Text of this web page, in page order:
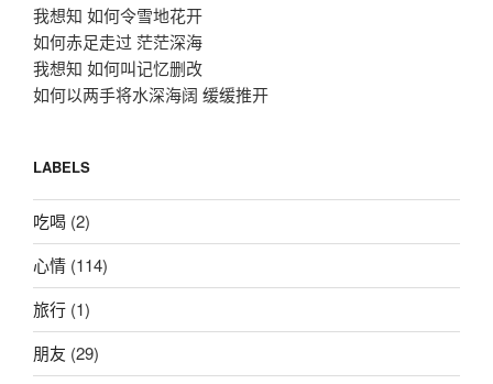
我想知 如何令雪地花开
如何赤足走过 茫茫深海
我想知 如何叫记忆删改
如何以两手将水深海阔 缓缓推开
LABELS
吃喝 (2)
心情 (114)
旅行 (1)
朋友 (29)